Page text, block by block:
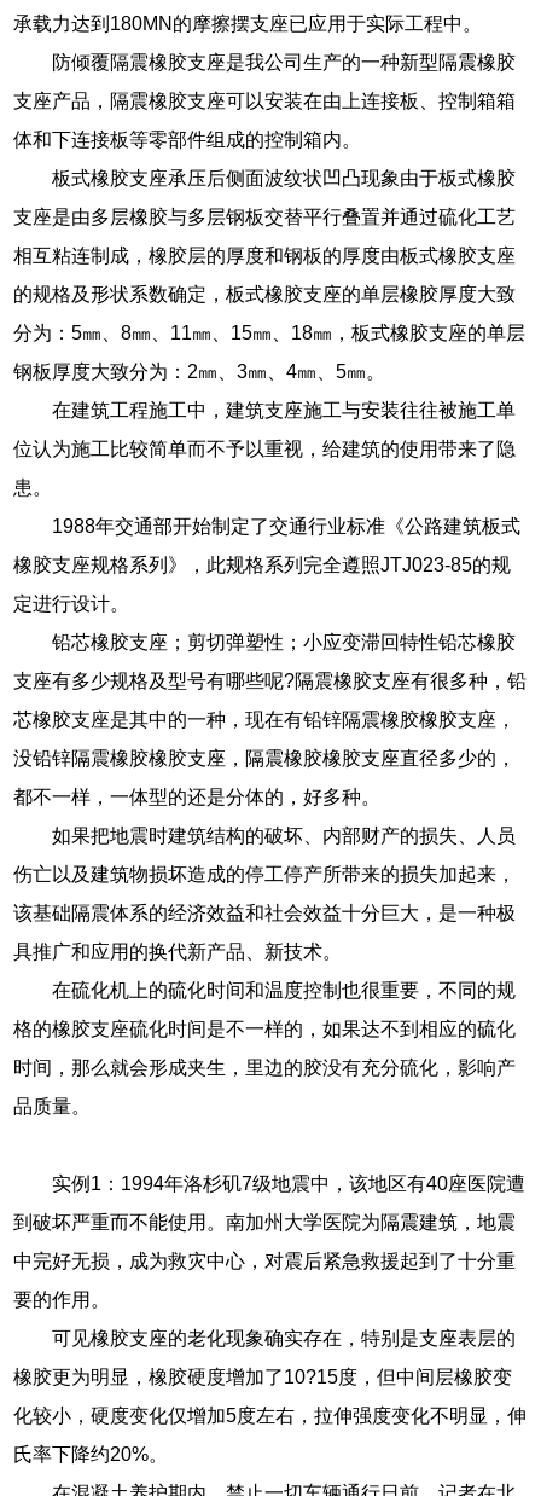
承载力达到180MN的摩擦摆支座已应用于实际工程中。
防倾覆隔震橡胶支座是我公司生产的一种新型隔震橡胶
支座产品，隔震橡胶支座可以安装在由上连接板、控制箱箱
体和下连接板等零部件组成的控制箱内。
板式橡胶支座承压后侧面波纹状凹凸现象由于板式橡胶
支座是由多层橡胶与多层钢板交替平行叠置并通过硫化工艺
相互粘连制成，橡胶层的厚度和钢板的厚度由板式橡胶支座
的规格及形状系数确定，板式橡胶支座的单层橡胶厚度大致
分为：5㎜、8㎜、11㎜、15㎜、18㎜，板式橡胶支座的单层
钢板厚度大致分为：2㎜、3㎜、4㎜、5㎜。
在建筑工程施工中，建筑支座施工与安装往往被施工单
位认为施工比较简单而不予以重视，给建筑的使用带来了隐
患。
1988年交通部开始制定了交通行业标准《公路建筑板式
橡胶支座规格系列》，此规格系列完全遵照JTJ023-85的规
定进行设计。
铅芯橡胶支座；剪切弹塑性；小应变滞回特性铅芯橡胶
支座有多少规格及型号有哪些呢?隔震橡胶支座有很多种，铅
芯橡胶支座是其中的一种，现在有铅锌隔震橡胶橡胶支座，
没铅锌隔震橡胶橡胶支座，隔震橡胶橡胶支座直径多少的，
都不一样，一体型的还是分体的，好多种。
如果把地震时建筑结构的破坏、内部财产的损失、人员
伤亡以及建筑物损坏造成的停工停产所带来的损失加起来，
该基础隔震体系的经济效益和社会效益十分巨大，是一种极
具推广和应用的换代新产品、新技术。
在硫化机上的硫化时间和温度控制也很重要，不同的规
格的橡胶支座硫化时间是不一样的，如果达不到相应的硫化
时间，那么就会形成夹生，里边的胶没有充分硫化，影响产
品质量。
实例1：1994年洛杉矶7级地震中，该地区有40座医院遭
到破坏严重而不能使用。南加州大学医院为隔震建筑，地震
中完好无损，成为救灾中心，对震后紧急救援起到了十分重
要的作用。
可见橡胶支座的老化现象确实存在，特别是支座表层的
橡胶更为明显，橡胶硬度增加了10?15度，但中间层橡胶变
化较小，硬度变化仅增加5度左右，拉伸强度变化不明显，伸
氏率下降约20%。